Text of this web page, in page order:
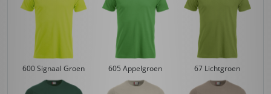
600 Signaal Groen 605 Appelgroen 67 Lichtgroen